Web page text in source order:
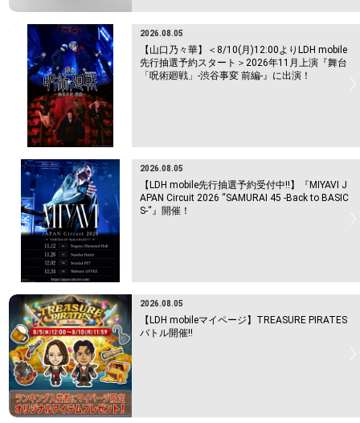
2026.08.05
【山口乃々華】＜8/10(月)12:00よりLDH mobile
先行抽選予約スタート＞2026年11月上演『舞台
「呪術廻戦」-渋谷事変 前編-』に出演！
2026.08.05
【LDH mobile先行抽選予約受付中!!】『MIYAVI J
APAN Circuit 2026 “SAMURAI 45 -Back to BASIC
S-“』開催！
2026.08.05
【LDH mobileマイページ】TREASURE PIRATES
バトル開催!!